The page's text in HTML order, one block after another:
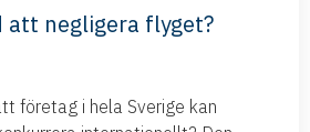
att negligera flyget?
företag i hela Sverige kan